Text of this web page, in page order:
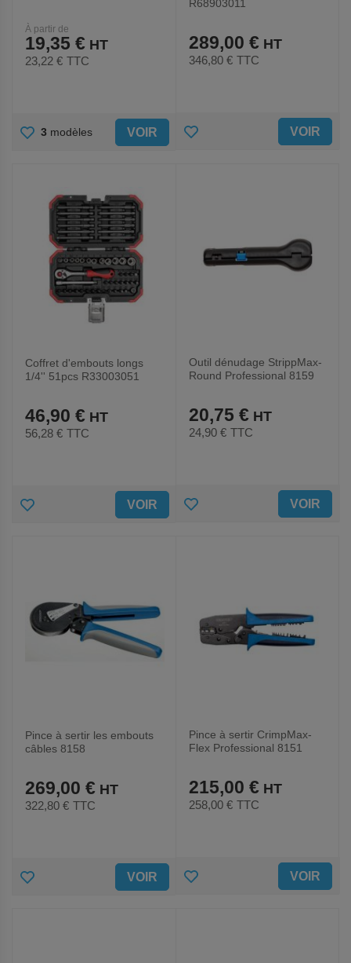
À partir de
19,35 €
23,22 € TTC
AJOUTER
3 modèles VOIR
R68903011
289,00 €
346,80 € TTC
AJOUTER VOIR
Coffret d'embouts longs
1/4'' 51pcs R33003051
46,90 €
56,28 € TTC
AJOUTER VOIR
Outil dénudage StrippMax-
Round Professional 8159
20,75 €
24,90 € TTC
AJOUTER VOIR
Pince à sertir les embouts
câbles 8158
269,00 €
322,80 € TTC
AJOUTER VOIR
Pince à sertir CrimpMax-
Flex Professional 8151
215,00 €
258,00 € TTC
AJOUTER VOIR